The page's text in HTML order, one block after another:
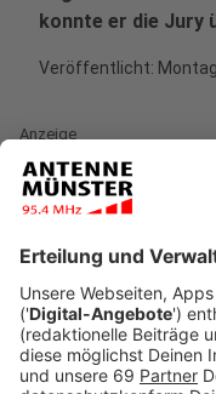
konnte er die Jury
Veröffentlicht:
Anzeige
Nach fünf
Münster am 22.
Trotz des
für diese Jahreszeit
Weg in die 45